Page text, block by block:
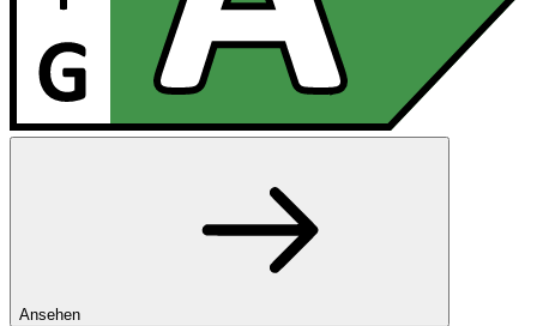
Ansehen